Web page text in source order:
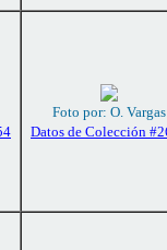
Foto por: O. Vargas
Datos de Colección